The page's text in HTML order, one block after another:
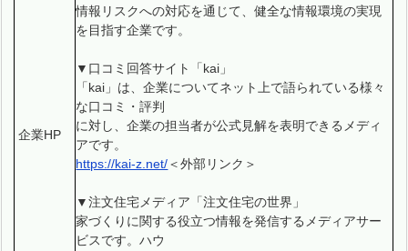
企業HP
情報リスクへの対応を通じて、健全な情報環境の実現
を目指す企業です。
▼口コミ回答サイト「kai」
「kai」は、企業についてネット上で語られている様々
な口コミ・評判
に対し、企業の担当者が公式見解を表明できるメディ
アです。
https://kai-z.net/＜外部リンク＞
▼注文住宅メディア「注文住宅の世界」
家づくりに関する役立つ情報を発信するメディアサー
ビスです。ハウ